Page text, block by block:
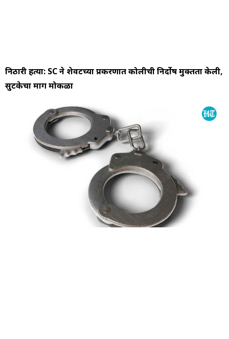
निठारी हत्या: SC ने शेवटच्या प्रकरणात कोलीची निर्दोष मुक्तता केली,
सुटकेचा मार्ग मोकळा